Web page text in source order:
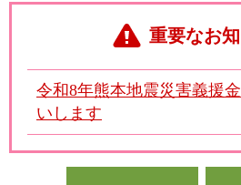
重要なお
令和8年熊本地震災害義援
いします